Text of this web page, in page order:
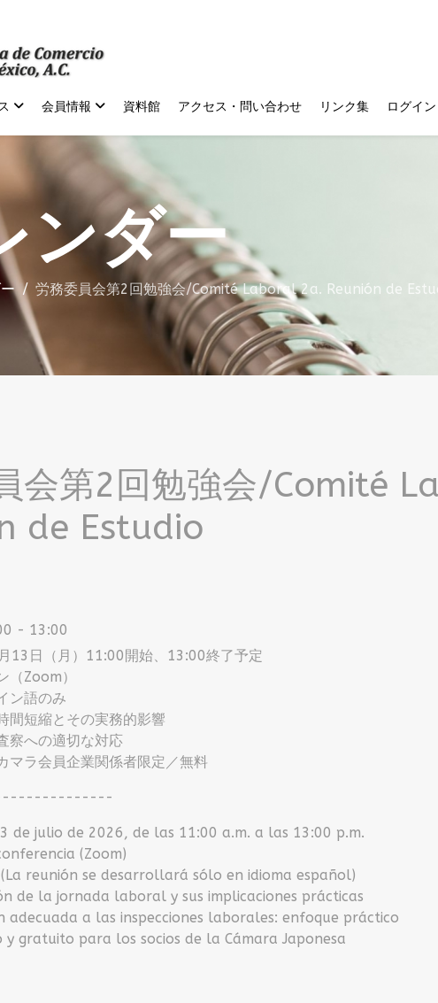
会員情報 資料館 アクセス・問い合わせ リンク集 ログイン
ンダー
労務委員会第2回勉強会/Comité Laboral 2a. Reunión de
会第2回勉強会/Comité
de Estudio
- 13:00
13日（月）11:00開始、13:00終了予定
（Zoom）
ン語のみ
間短縮とその実務的影響
適切な対応
マラ会員企業関係者限定／無料
de julio de 2026, de las 11:00 a.m. a las 13:00 p.m.
(Zoom)
(La reunión se desarrollará sólo en idioma español)
de la jornada laboral y sus implicaciones prácticas
a las inspecciones laborales: enfoque práctico
y gratuito para los socios de la Cámara Japonesa